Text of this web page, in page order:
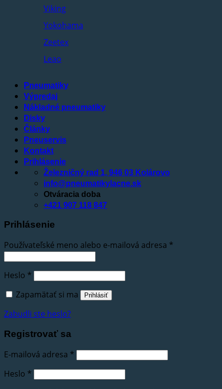
Viking
Yokohama
Zeetex
Leao
Pneumatiky
Výpredaj
Nákladné pneumatiky
Disky
Články
Pneuservis
Kontakt
Prihlásenie
Železničný rad 1, 946 03 Kolárovo
info@pneumatikylacne.sk
Otváracia doba
+421 907 118 847
Prihlásenie
Používateľské meno alebo e-mailová adresa *
Heslo *
Zapamätať si ma
Prihlásiť
Zabudli ste heslo?
Registrovať sa
E-mailová adresa *
Heslo *